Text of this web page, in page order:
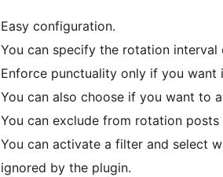
Easy configuration.
You can specify the rotation
Enforce punctuality only if you want
You can also choose if you want to
You can exclude from rotation
You can activate a filter and select
ignored by the plugin.